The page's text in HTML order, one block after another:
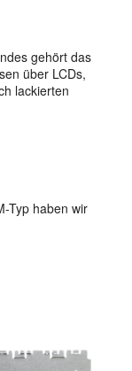
gehört das
über LCDs,
lackierten
Typ haben wir